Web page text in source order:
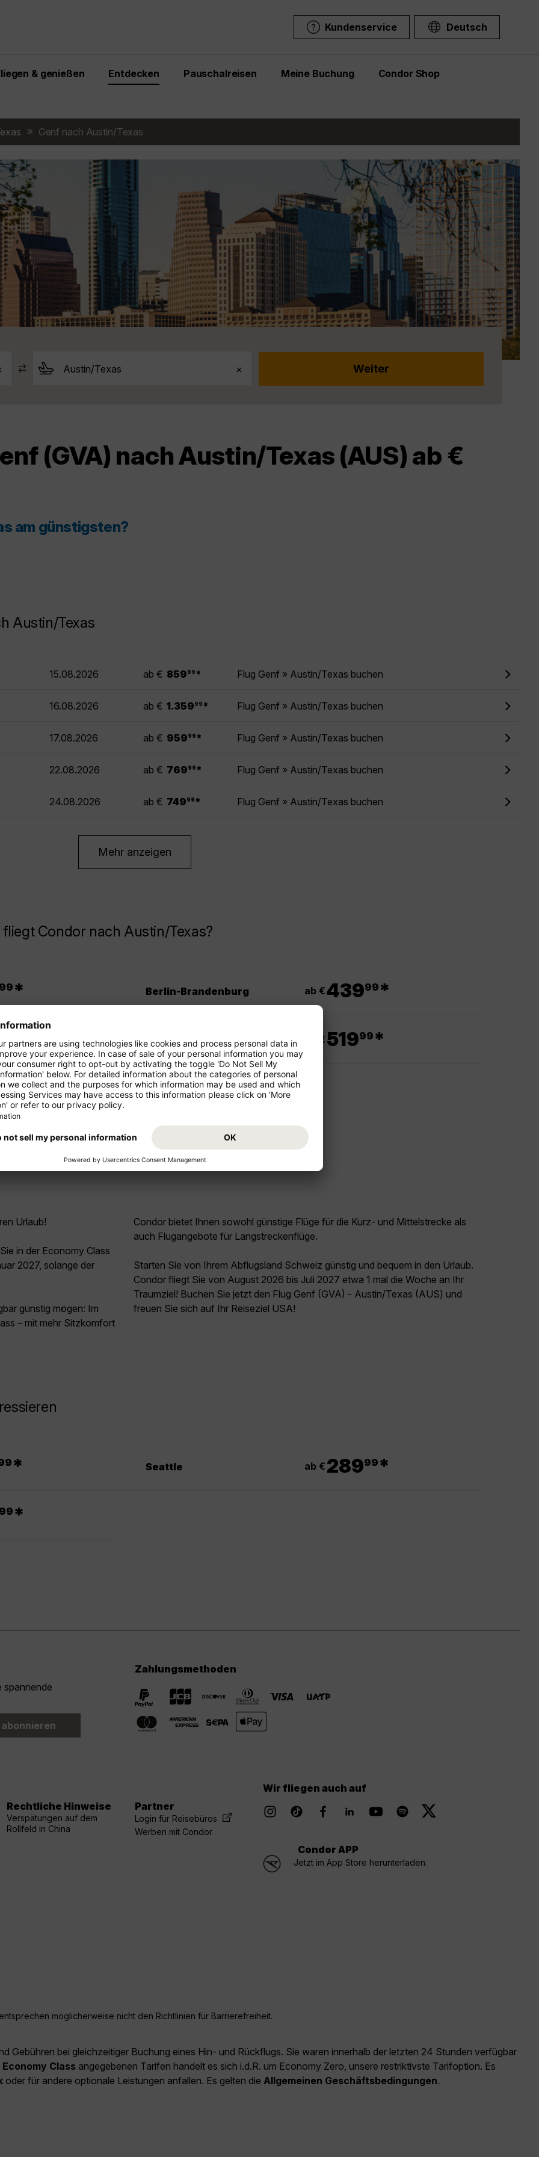
Kundenservice Deutsch
& genießen Entdecken Pauschalreisen Meine Buchung Condor Shop
Genf nach Austin/Texas
(GVA) nach Austin/Texas (AUS) ab €
am günstigsten?
Austin/Texas
15.08.2026 ab € 859 99 * Flug Genf » Austin/Texas buchen
16.08.2026 ab € 1.359 99 * Flug Genf » Austin/Texas buchen
17.08.2026 ab € 959 99 * Flug Genf » Austin/Texas buchen
22.08.2026 ab € 769 99 * Flug Genf » Austin/Texas buchen
24.08.2026 ab € 749 99 * Flug Genf » Austin/Texas buchen
Mehr anzeigen
Condor nach Austin/Texas?
* Berlin-Brandenburg ab €43999 *
Dresden ab € 51999 *
Mehr anzeigen
Urlaub!
in der Economy Class
2027, solange der
günstig mögen: Im
– mit mehr Sitzkomfort
Condor bietet Ihnen sowohl günstige Flüge für die Kurz- und Mittelstrecke als
auch Flugangebote für Langstreckenflüge.
Starten Sie von Ihrem Abflugsland Schweiz günstig und bequem in den Urlaub.
Condor fliegt Sie von August 2026 bis Juli 2027 etwa 1 mal die Woche an Ihr
Traumziel! Buchen Sie jetzt den Flug Genf (GVA) - Austin/Texas (AUS) und
freuen Sie sich auf Ihr Reiseziel USA!
* Seattle ab € 28999 *
*
spannende
Zahlungsmethoden
Rechtliche Hinweise
Verspätungen auf dem
Rollfeld in China
Partner
Login für Reisebüros
Werben mit Condor
Wir fliegen auch auf
Condor APP
Jetzt im App Store herunterladen.
möglicherweise nicht den Richtlinien für Barrierefreiheit.
Gebühren bei gleichzeitiger Buchung eines Hin- und Rückflugs. Sie waren innerhalb der letzten 24 Stunden verfügbar
Economy Class angegebenen Tarifen handelt es sich i.d.R. um Economy Zero, unsere restriktivste Tarifoption. Es
oder für andere optionale Leistungen anfallen. Es gelten die Allgemeinen Geschäftsbedingungen.